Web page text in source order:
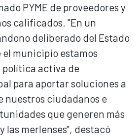
PYME de proveedores y
calificados. "En un
deliberado del Estado
el municipio estamos
política activa de
para aportar soluciones a
nuestros ciudadanos e
que generen más
las merlenses", destacó